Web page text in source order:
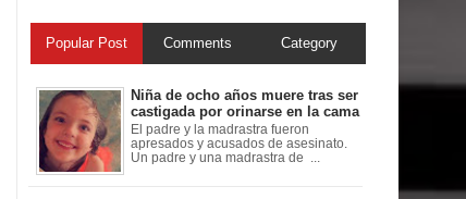
Popular Post Comments Category
Niña de ocho años muere tras ser
castigada por orinarse en la cama
El padre y la madrastra fueron
apresados y acusados de asesinato.
Un padre y una madrastra de ...